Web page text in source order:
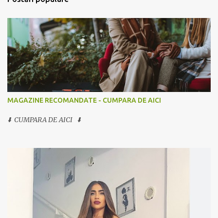
MAGAZINE RECOMANDATE - CUMPARA DE AICI
⬇️ CUMPARA DE AICI ⬇️